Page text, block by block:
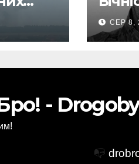
СЕР 8,
-
📭